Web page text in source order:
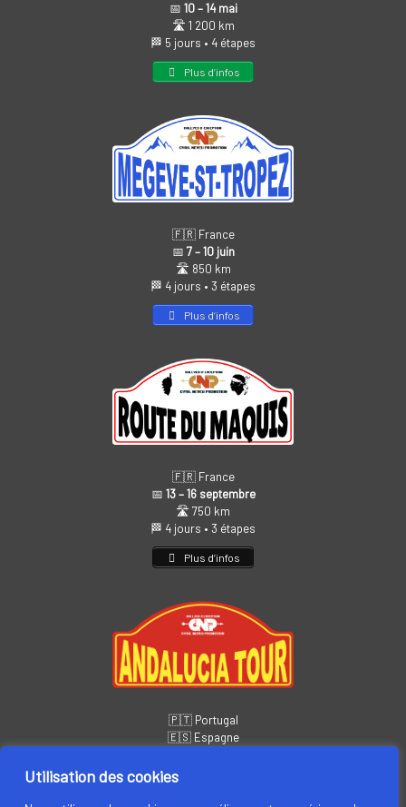
Utilisation des cookies
📅 10 – 14 mai
🛣️ 1 200 km
🏁 5 jours • 4 étapes
Plus d’infos
🇫🇷 France
📅 7 – 10 juin
🛣️ 850 km
🏁 4 jours • 3 étapes
Plus d’infos
🇫🇷 France
📅 13 – 16 septembre
🛣️ 750 km
🏁 4 jours • 3 étapes
Plus d’infos
🇵🇹 Portugal
🇪🇸 Espagne
🏁 6 jours • 5 étapes